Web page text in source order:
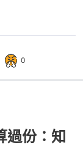
0
過份：知